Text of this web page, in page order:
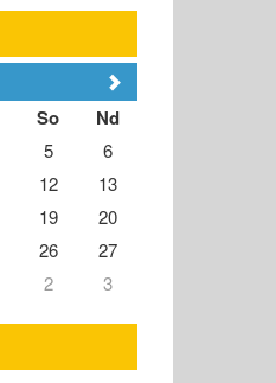
So Nd
5
6
12
13
19
20
26
27
2 3